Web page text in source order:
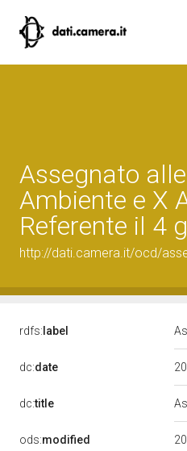
Assegnato
Ambiente e X
Referente il 4
http://dati.camera.it/ocd/
rdfs: label
dc:date
dc:title
ods:modified